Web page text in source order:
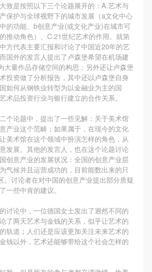
致是按照以下三个论题展开的：A.艺术与
保护与全球视野下的城市发展（a文化中心
的功能、b创意产业(或文化产业)在城市可
推动角色）、C.21世纪艺术的作用。就第
方代表主要汇报和讨论了中国近20年的艺
国外的发言人提出了卢森堡希望在机场建
大量作品存储空间的构思；另外还让卢森堡
投资做了分析报告，其中还以卢森堡自身
如何从钢铁业转型为以金融业为主的国
术品投资行业与银行建立的合作关系。
个论题中，提出了一些见解：关于美术馆
产业这个范畴；如果属于，在现今的文化
美术馆在这个领域中扮演怎样的角色，从
发展。其他的发言人，也在这个论题讨论
创意产业的发展状况：全国的创意产业层
气候并且运营成功的，目前能数出来的只
。讨论者在对中国的创意产业提出部分质疑
一些中肯的建议。
讨论中，一位德国女士发出了迥然不同的
了两天艺术与金钱的关系，似乎让艺术的
轨道；人们还是应该更加关注未来艺术的
钱以外，艺术还能够带给这个社会怎样的
中使用和在互联网上传播，同意按相
相关权益。
术馆活动安全免责协议书
正、自愿参加与退出、风险与责任自
动有风险，参加者应有必要的风险意
必须遵守中华人民共和国的相关法
遵循道德和社会公德规范，并应该具
结友爱、互相帮助和助人为乐的良好
员应该是成年人（具有完全民事行为
岁以上）未成年人必须在成年人的陪
次活动期间的人身安全责任自负。鼓
中使用和在互联网上传播，同意按相
相关权益。
术馆活动安全免责协议书
正、自愿参加与退出、风险与责任自
动有风险，参加者应有必要的风险意
必须遵守中华人民共和国的相关法
遵循道德和社会公德规范，并应该具
结友爱、互相帮助和助人为乐的良好
员应该是成年人（具有完全民事行为
岁以上）未成年人必须在成年人的陪
次活动期间的人身安全责任自负。鼓
中使用和在互联网上传播，同意按相
相关权益。
术馆活动安全免责协议书
正、自愿参加与退出、风险与责任自
动有风险，参加者应有必要的风险意
必须遵守中华人民共和国的相关法
遵循道德和社会公德规范，并应该具
结友爱、互相帮助和助人为乐的良好
员应该是成年人（具有完全民事行为
岁以上）未成年人必须在成年人的陪
次活动期间的人身安全责任自负。鼓
快捷登录 帐号密码登录
手机号码将作为您的登录账号
使用雅昌艺术网会员账户登录